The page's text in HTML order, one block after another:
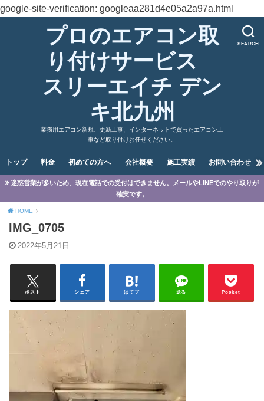
google-site-verification: googleaa281d4e05a2a97a.html
SEARCH
プロのエアコン取
り付けサービス
スリーエイチ デン
キ北九州
業務用エアコン新規、更新工事、インターネットで買ったエアコン工
事など取り付けお任せください。
トップ 料金 初めての方へ 会社概要 施工実績 お問い合わせ
迷惑営業が多いため、現在電話での受付はできません。メールやLINEでのやり取りが
確実です。
HOME
IMG_0705
2022年5月21日
ポスト シェア はてブ 送る Pocket